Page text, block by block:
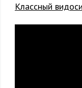
Классный